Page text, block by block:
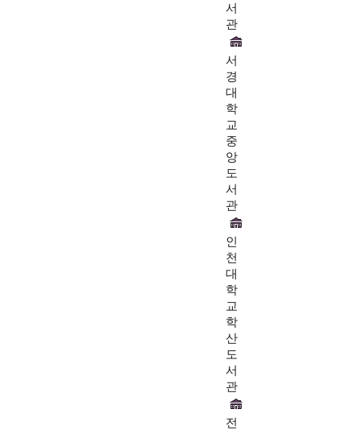
서
관
서
경
대
학
교
중
앙
도
서
관
인
천
대
학
교
학
산
도
서
관
전